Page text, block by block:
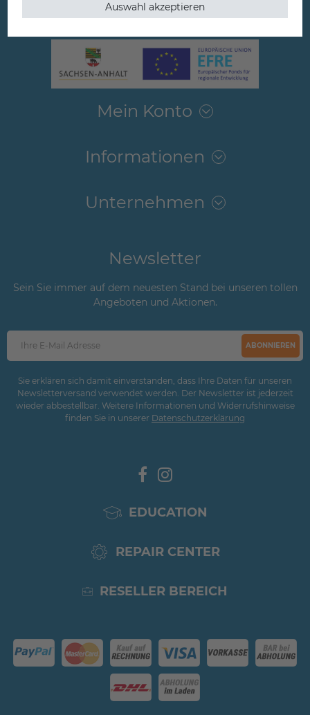
Mein Konto
Informationen
Unternehmen
Newsletter
Sein Sie immer auf dem neuesten Stand bei unseren tollen
Angeboten und Aktionen.
ABONNIEREN
Sie erklären sich damit einverstanden, dass Ihre Daten für unseren
Newsletterversand verwendet werden. Der Newsletter ist jederzeit
wieder abbestellbar. Weitere Informationen und Widerrufshinweise
finden Sie in unserer Daten­schutz­erklärung
EDUCATION
REPAIR CENTER
RESELLER BEREICH
Auswahl akzeptieren